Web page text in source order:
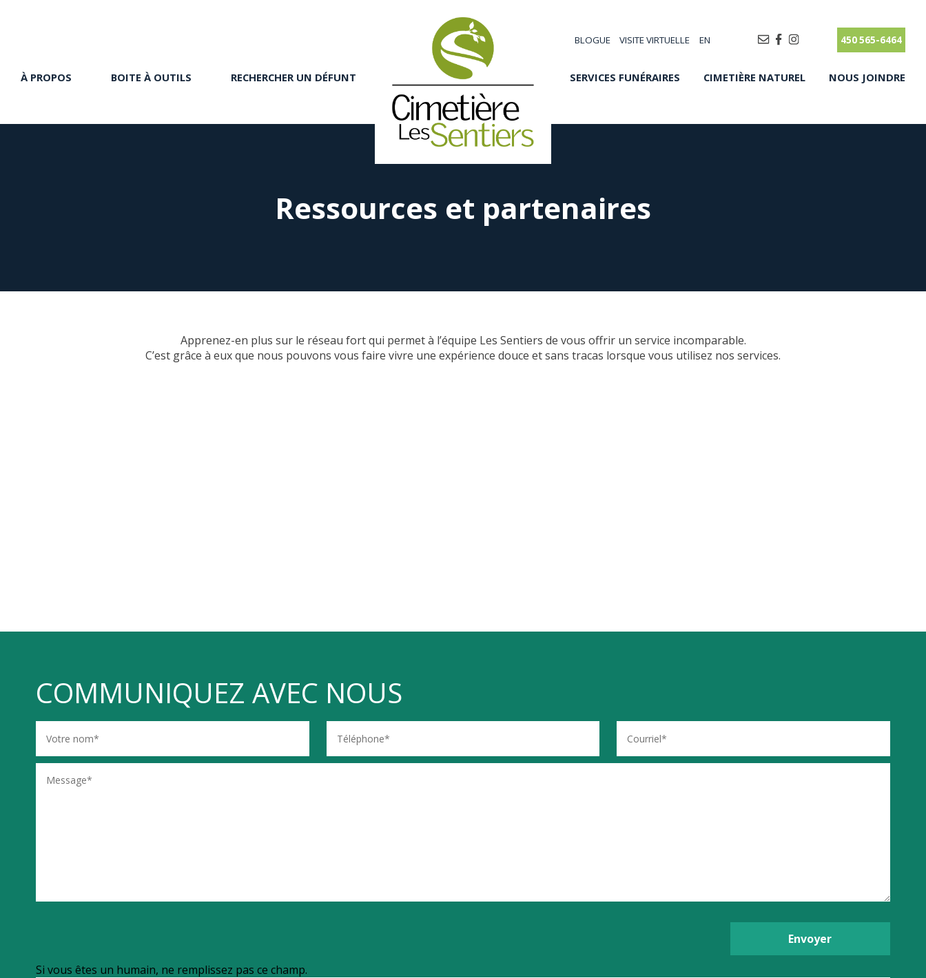
BLOGUE VISITE VIRTUELLE EN 450 565-6464
À PROPOS BOITE À OUTILS RECHERCHER UN DÉFUNT SERVICES FUNÉRAIRES CIMETIÈRE NATUREL NOUS JOINDRE
Ressources et partenaires
Apprenez-en plus sur le réseau fort qui permet à l’équipe Les Sentiers de vous offrir un service incomparable.
C’est grâce à eux que nous pouvons vous faire vivre une expérience douce et sans tracas lorsque vous utilisez nos services.
Communiquez
avec
COMMUNIQUEZ AVEC NOUS
Envoyer
Si vous êtes un humain, ne remplissez pas ce champ.